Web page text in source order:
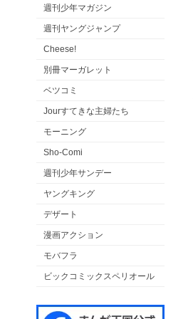
週刊少年マガジン
週刊ヤングジャンプ
Cheese!
別冊マーガレット
ベツコミ
Jourすてきな主婦たち
モーニング
Sho-Comi
週刊少年サンデー
ヤングキング
デザート
漫画アクション
モバフラ
ビックコミックスペリオール